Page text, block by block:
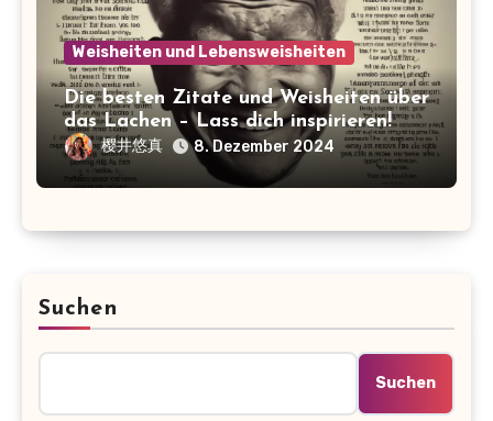
Weisheiten und Lebensweisheiten
Die besten Zitate und Weisheiten über
das Lachen – Lass dich inspirieren!
樱井悠真 8. Dezember 2024
Suchen
Suchen